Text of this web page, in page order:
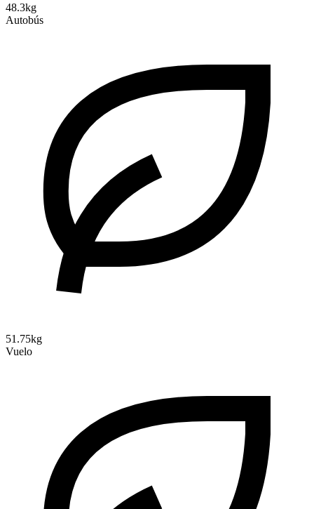
48.3kg
Autobús
51.75kg
Vuelo